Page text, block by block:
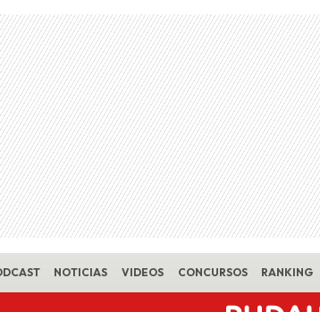
NOTICIAS VIDEOS CONCURSOS RANKING